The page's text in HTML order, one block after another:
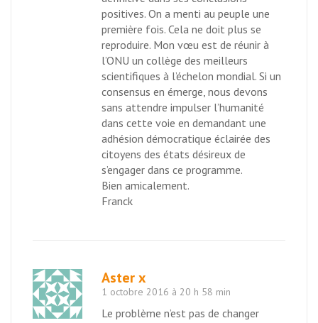
positives. On a menti au peuple une
première fois. Cela ne doit plus se
reproduire. Mon vœu est de réunir à
l’ONU un collège des meilleurs
scientifiques à l’échelon mondial. Si un
consensus en émerge, nous devons
sans attendre impulser l’humanité
dans cette voie en demandant une
adhésion démocratique éclairée des
citoyens des états désireux de
s’engager dans ce programme.
Bien amicalement.
Franck
Aster x
1 octobre 2016 à 20 h 58 min
Le problème n’est pas de changer